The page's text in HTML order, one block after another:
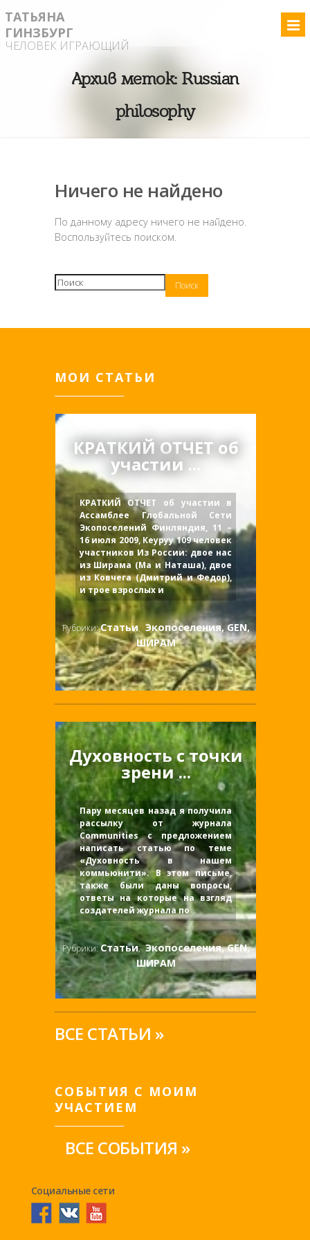
ТАТЬЯНА
ГИНЗБУРГ
ЧЕЛОВЕК ИГРАЮЩИЙ
Архив меток: Russian
philosophy
Ничего не найдено
По данному адресу ничего не найдено.
Воспользуйтесь поиском.
МОИ СТАТЬИ
КРАТКИЙ ОТЧЕТ об
участии ...
КРАТКИЙ ОТЧЕТ об участии в
Ассамблее Глобальной Сети
Экопоселений Финляндия, 11 –
16 июля 2009, Кеуруу 109 человек
участников Из России: двое нас
из Ширама (Ма и Наташа), двое
из Ковчега (Дмитрий и Федор),
и трое взрослых и
Рубрики:Статьи, Экопоселения, GEN,
ШИРАМ
Духовность c точки
зрени ...
Пару месяцев назад я получила
рассылку от журнала
Communities с предложением
написать статью по теме
«Духовность в нашем
коммьюнити». В этом письме,
также были даны вопросы,
ответы на которые на взгляд
создателей журнала по
Рубрики:Статьи,Экопоселения, GEN,
ШИРАМ
ВСЕ СТАТЬИ »
СОБЫТИЯ С МОИМ
УЧАСТИЕМ
ВСЕ СОБЫТИЯ »
Социальные сети